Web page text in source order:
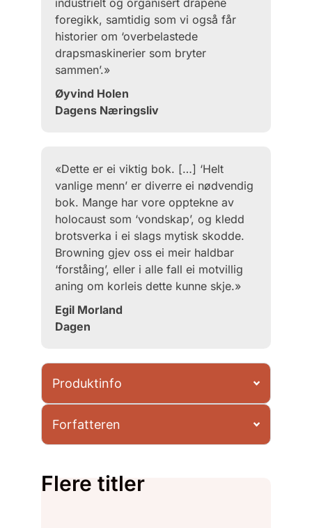
foregikk, samtidig som vi også får
historier om ‘overbelastede
drapsmaskinerier som bryter
sammen’.»
Øyvind Holen
Dagens Næringsliv
«Dette er ei viktig bok. […] ‘Helt
vanlige menn’ er diverre ei nødvendig
bok. Mange har vore opptekne av
holocaust som ‘vondskap’, og kledd
brotsverka i ei slags mytisk skodde.
Browning gjev oss ei meir haldbar
‘forståing’, eller i alle fall ei motvillig
aning om korleis dette kunne skje.»
Egil Morland
Dagen
Produktinfo
Forfatteren
Flere titler